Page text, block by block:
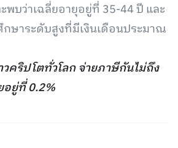
บว่าเฉลี่ยอายุอยู่ที่ 35-44 ปี และ
ษาระดับสูงที่มีเงินเดือนประมาณ
คริปโตทั่วโลก จ่ายภาษีกันไม่ถึง
อยู่ที่ 0.2%